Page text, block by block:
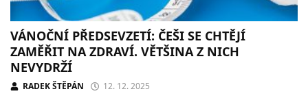
VÁNOČNÍ PŘEDSEVZETÍ: ČEŠI SE CHTĚJÍ
ZAMĚŘIT NA ZDRAVÍ. VĚTŠINA Z NICH
NEVYDRŽÍ
RADEK ŠTĚPÁN 12. 12. 2025